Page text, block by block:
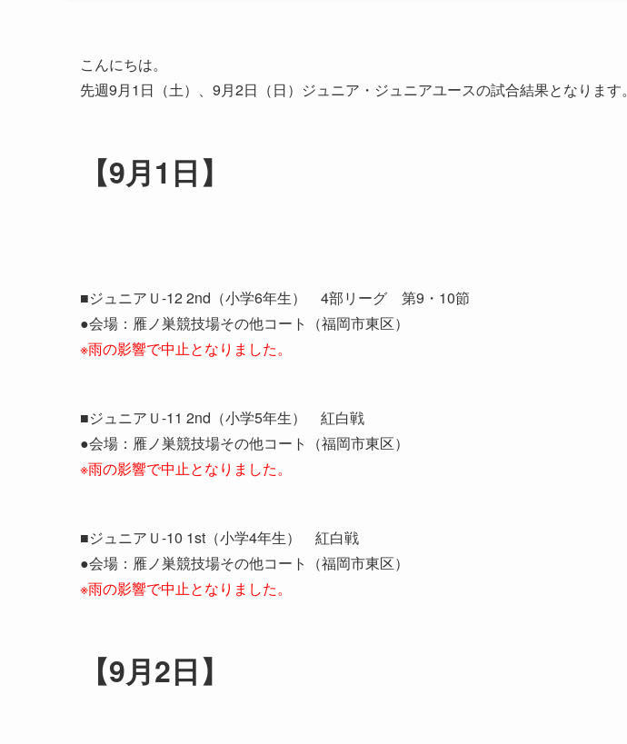
こんにちは。
先週9月1日（土）、9月2日（日）ジュニア・ジュニアユースの試合結果となります。
【9月1日】
■ジュニアＵ-12 2nd（小学6年生） 4部リーグ 第9・10節
●会場：雁ノ巣競技場その他コート（福岡市東区）
※雨の影響で中止となりました。
■ジュニアＵ-11 2nd（小学5年生） 紅白戦
●会場：雁ノ巣競技場その他コート（福岡市東区）
※雨の影響で中止となりました。
■ジュニアＵ-10 1st（小学4年生） 紅白戦
●会場：雁ノ巣競技場その他コート（福岡市東区）
※雨の影響で中止となりました。
【9月2日】